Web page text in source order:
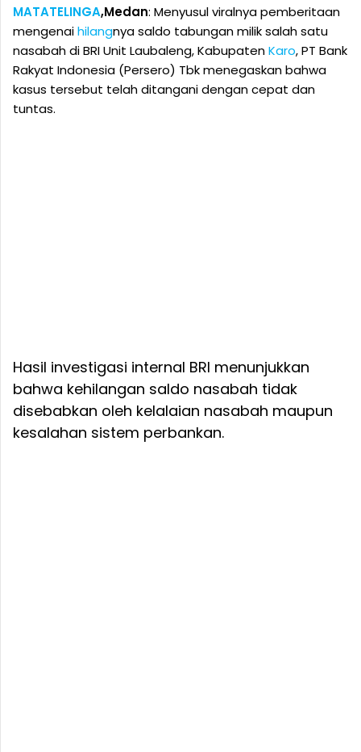
MATATELINGA,Medan: Menyusul viralnya pemberitaan
mengenaihilangnya saldo tabungan milik salah satu
nasabah di BRI Unit Laubaleng, KabupatenKaro, PT Bank
Rakyat Indonesia (Persero) Tbk menegaskan bahwa
kasus tersebut telah ditangani dengan cepat dan
tuntas.
Hasil investigasi internal BRI menunjukkan
bahwa kehilangan saldo nasabah tidak
disebabkan oleh kelalaian nasabah maupun
kesalahan sistem perbankan.